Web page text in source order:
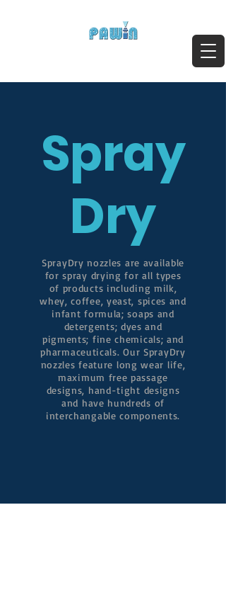
Spray
Dry
SprayDry nozzles are available
for spray drying for all types
of products including milk,
whey, coffee, yeast, spices and
infant formula; soaps and
detergents; dyes and
pigments; fine chemicals; and
pharmaceuticals. Our SprayDry
nozzles feature long wear life,
maximum free passage
designs, hand-tight designs
and have hundreds of
interchangable components.